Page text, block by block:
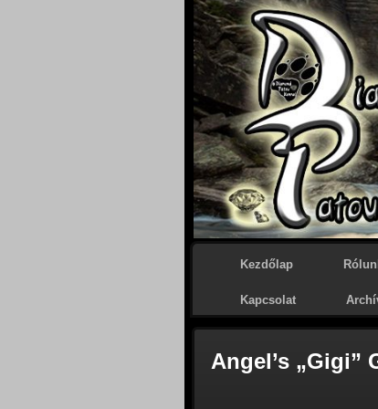
Kezdőlap
Kapcsolat
Angel’s „Gigi”